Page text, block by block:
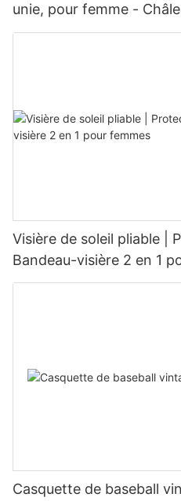
unie, pour femme -
polyvalent
Visière de soleil pliable |
Bandeau-visière 2 en 1
Casquette de baseball